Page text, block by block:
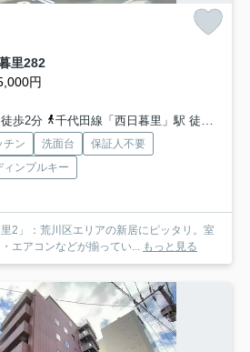
里282
円
歩2分
千代田線「西日暮里」駅 徒歩2分
チン 洗面台
保証人不要
ィンプルキー
2」：荒川区エリアの新居にピッタリ。室
エアコンなどが揃ってい... もっと見る